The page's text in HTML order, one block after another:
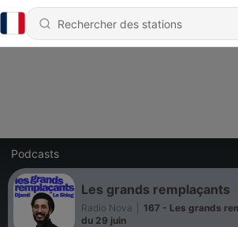
Podcasts
Les grands remplaçants
Radio Nova
167 - Les grands
du 29 juin